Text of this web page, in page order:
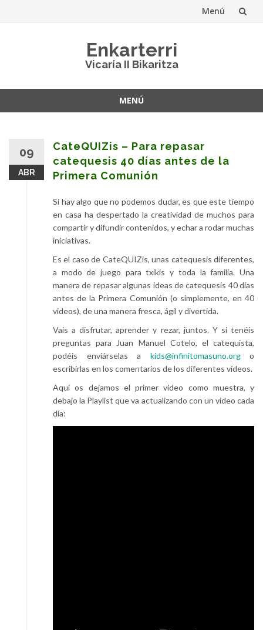
Menú
Enkarterri
Vicaría II Bikaritza
MENÚ
09
ABR
CateQUIZis – Para repasar
catequesis 40 días antes de la
Primera Comunión
Si hay algo que no podemos dudar, es que este tiempo
en casa ha despertado la creatividad de muchos para
compartir y difundir contenidos, y echar a rodar muchas
iniciativas.
Es el caso de CateQUIZis, unas catequesis diferentes,
a modo de juego para txikis y toda la familia. Una
manera de repasar algunas ideas de catequesis 40 días
antes de la Primera Comunión (o simplemente, en 40
videos), de una manera fresca, ágil y divertida.
Vais a disfrutar, aprender y rezar, juntos. Y si tenéis
preguntas para Juan Manuel Cotelo, el catequista,
podéis enviárselas a kids@infinitomasuno.orgo
escribirlas en los comentarios de los diferentes vídeos.
Aquí os dejamos el primer video como muestra, y
debajo la Playlist que va actualizando con un video cada
día: